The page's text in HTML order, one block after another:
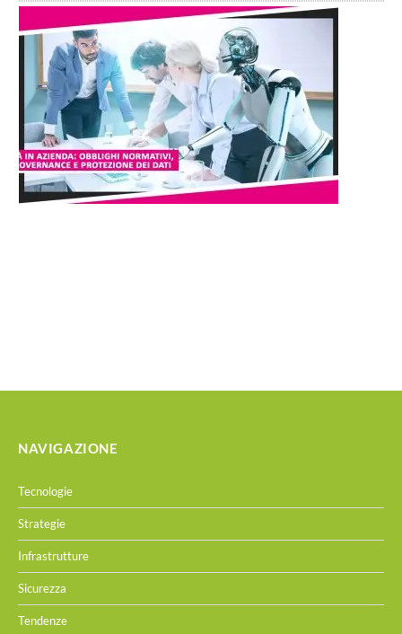
NAVIGAZIONE
Tecnologie
Strategie
Infrastrutture
Sicurezza
Tendenze